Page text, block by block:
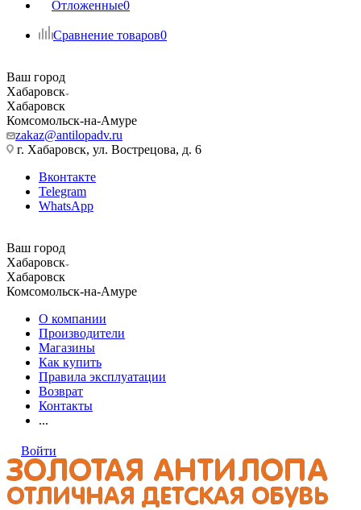
Отложенные0
Сравнение товаров0
Ваш город
Хабаровск
Хабаровск
Комсомольск-на-Амуре
zakaz@antilopadv.ru
г. Хабаровск, ул. Вострецова, д. 6
Вконтакте
Telegram
WhatsApp
Ваш город
Хабаровск
Хабаровск
Комсомольск-на-Амуре
О компании
Производители
Магазины
Как купить
Правила эксплуатации
Возврат
Контакты
...
Войти